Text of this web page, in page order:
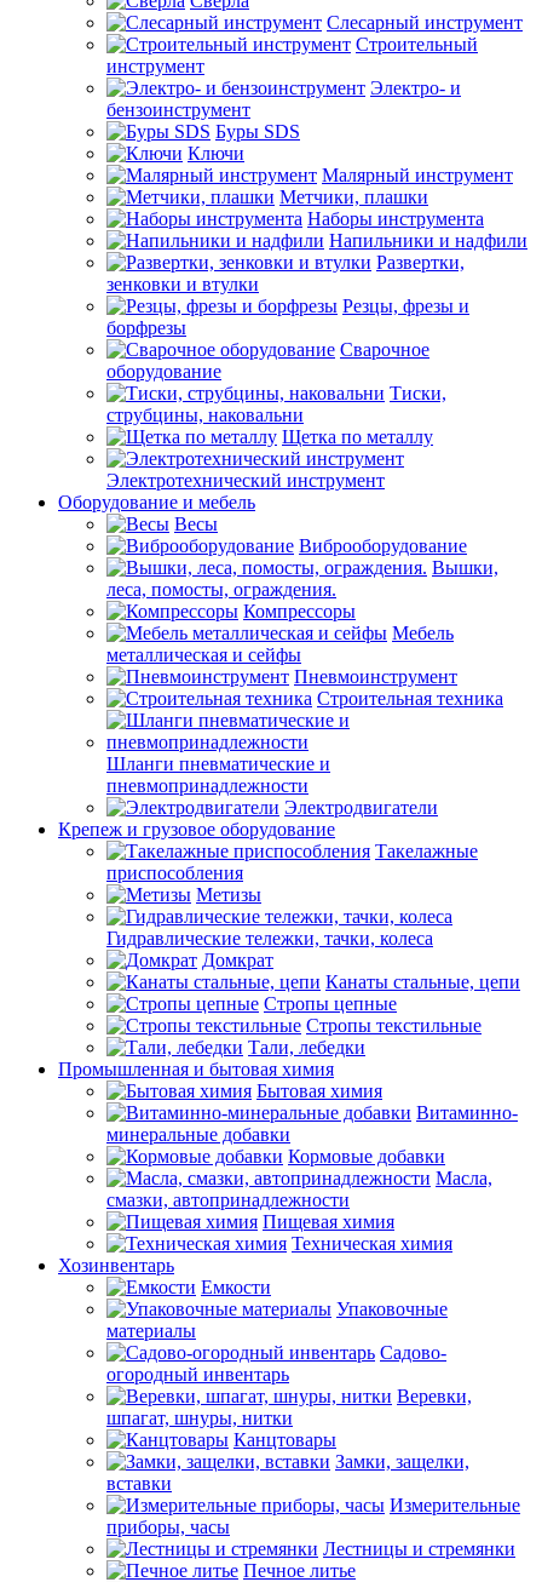
Слесарный инструмент
Строительный
инструмент
Электро- и
бензоинструмент
Буры SDS
Ключи
Малярный инструмент
Метчики, плашки
Наборы инструмента
Напильники и надфили
Развертки,
зенковки и втулки
Резцы, фрезы и
борфрезы
Сварочное
оборудование
Тиски,
струбцины, наковальни
Щетка по металлу
Электротехнический инструмент
Оборудование и мебель
Весы
Виброоборудование
Вышки,
леса, помосты, ограждения.
Компрессоры
Мебель
металлическая и сейфы
Пневмоинструмент
Строительная техника
Шланги пневматические и
пневмопринадлежности
Электродвигатели
Крепеж и грузовое оборудование
Такелажные
приспособления
Метизы
Гидравлические тележки, тачки, колеса
Домкрат
Канаты стальные, цепи
Стропы цепные
Стропы текстильные
Тали, лебедки
Промышленная и бытовая химия
Бытовая химия
Витаминно-
минеральные добавки
Кормовые добавки
Масла,
смазки, автопринадлежности
Пищевая химия
Техническая химия
Хозинвентарь
Емкости
Упаковочные
материалы
Садово-
огородный инвентарь
Веревки,
шпагат, шнуры, нитки
Канцтовары
Замки, защелки,
вставки
Измерительные
приборы, часы
Лестницы и стремянки
Печное литье